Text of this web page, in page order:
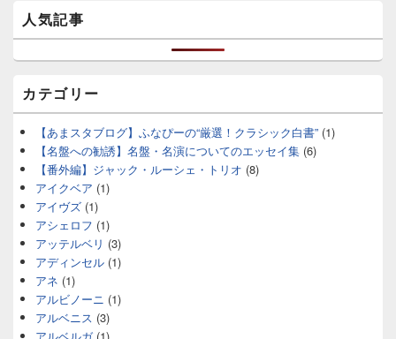
人気記事
カテゴリー
【あまスタブログ】ふなぴーの“厳選！クラシック白書” (1)
【名盤への勧誘】名盤・名演についてのエッセイ集 (6)
【番外編】ジャック・ルーシェ・トリオ (8)
アイクベア (1)
アイヴズ (1)
アシェロフ (1)
アッテルベリ (3)
アディンセル (1)
アネ (1)
アルビノーニ (1)
アルベニス (3)